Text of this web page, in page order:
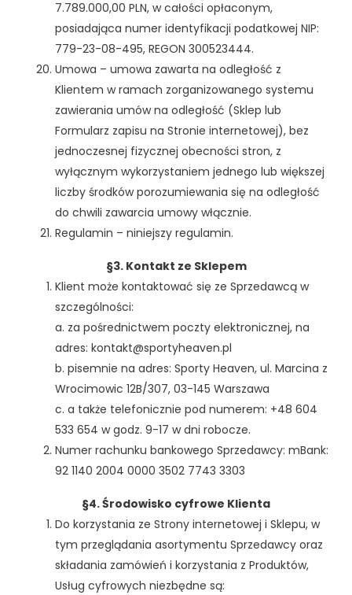
7.789.000,00 PLN, w całości opłaconym,
posiadająca numer identyfikacji podatkowej NIP:
779-23-08-495, REGON 300523444.
Umowa – umowa zawarta na odległość z
Klientem w ramach zorganizowanego systemu
zawierania umów na odległość (Sklep lub
Formularz zapisu na Stronie internetowej), bez
jednoczesnej fizycznej obecności stron, z
wyłącznym wykorzystaniem jednego lub większej
liczby środków porozumiewania się na odległość
do chwili zawarcia umowy włącznie.
Regulamin – niniejszy regulamin.
§3. Kontakt ze Sklepem
Klient może kontaktować się ze Sprzedawcą w
szczególności:
a. za pośrednictwem poczty elektronicznej, na
adres: kontakt@sportyheaven.pl
b. pisemnie na adres: Sporty Heaven, ul. Marcina z
Wrocimowic 12B/307, 03-145 Warszawa
c. a także telefonicznie pod numerem: +48 604
533 654 w godz. 9-17 w dni robocze.
Numer rachunku bankowego Sprzedawcy: mBank:
92 1140 2004 0000 3502 7743 3303
§4. Środowisko cyfrowe Klienta
Do korzystania ze Strony internetowej i Sklepu, w
tym przeglądania asortymentu Sprzedawcy oraz
składania zamówień i korzystania z Produktów,
Usług cyfrowych niezbędne są: